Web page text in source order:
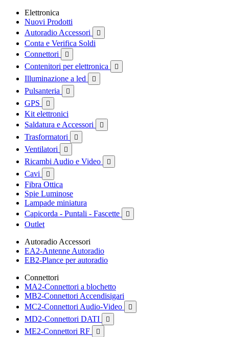
Elettronica
Nuovi Prodotti
Autoradio Accessori

Conta e Verifica Soldi
Connettori

Contenitori per elettronica 
Illuminazione a led 
Pulsanteria 
GPS 
Kit elettronici
Saldatura e Accessori

Trasformatori 
Ventilatori 
Ricambi Audio e Video 
Cavi 
Fibra Ottica
Spie Luminose
Lampade miniatura
Capicorda - Puntali - Fascette

Outlet
Autoradio Accessori
EA2-Antenne Autoradio
EB2-Plance per autoradio
Connettori
MA2-Connettori a blochetto
MB2-Connettori Accendisigari
MC2-Connettori Audio-Video

MD2-Connettori DATI 
ME2-Connettori RF 